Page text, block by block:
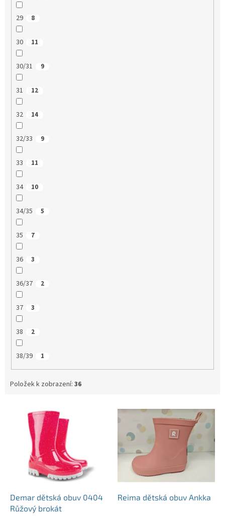
29 8
30 11
30/31 9
31 12
32 14
32/33 9
33 11
34 10
34/35 5
35 7
36 3
36/37 2
37 3
38 2
38/39 1
Položek k zobrazení: 36
Demar dětská obuv 0404
Růžový brokát
Reima dětská obuv Ankka